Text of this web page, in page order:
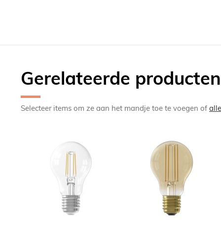
Gerelateerde producten
Selecteer items om ze aan het mandje toe te voegen of